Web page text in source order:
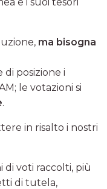
ma bisogna
posizione i
le votazioni si
.
in risalto i nostri
di voti raccolti, più
di tutela,